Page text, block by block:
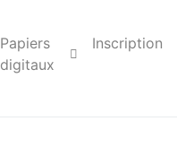
Papiers
digitaux
Inscription